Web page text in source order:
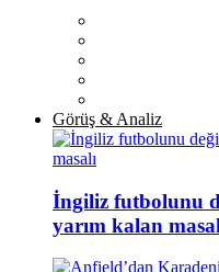
Görüş & Analiz
İngiliz futbolunu
yarım kalan